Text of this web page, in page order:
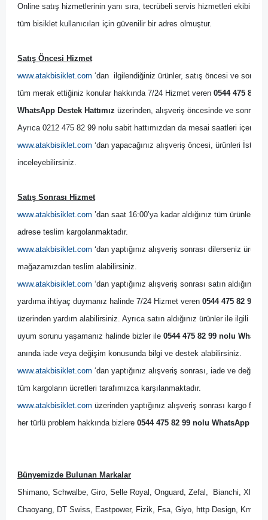
Online satış hizmetlerinin yanı sıra, tecrübeli servis hizmetleri ekibi ile
tüm bisiklet kullanıcıları için güvenilir bir adres olmuştur.
Satış Öncesi Hizmet
www.atakbisiklet.com ‘dan  ilgilendiğiniz ürünler, satış öncesi ve
tüm merak ettiğiniz konular hakkında 7/24 Hizmet veren 0544 475 82
WhatsApp Destek Hattımız üzerinden, alışveriş öncesinde ve
Ayrıca 0212 475 82 99 nolu sabit hattımızdan da mesai saatleri
www.atakbisiklet.com ‘dan yapacağınız alışveriş öncesi, ürünleri
inceleyebilirsiniz.
Satış Sonrası Hizmet
www.atakbisiklet.com ’dan saat 16:00’ya kadar aldığınız tüm ürünler,
adrese teslim kargolanmaktadır.
www.atakbisiklet.com ‘dan yaptığınız alışveriş sonrası dilerseniz
mağazamızdan teslim alabilirsiniz.
www.atakbisiklet.com ‘dan yaptığınız alışveriş sonrası satın
yardıma ihtiyaç duymanız halinde 7/24 Hizmet veren 0544 475 82 99
üzerinden yardım alabilirsiniz. Ayrıca satın aldığınız ürünler ile ilgili bir
uyum sorunu yaşamanız halinde bizler ile 0544 475 82 99 nolu
anında iade veya değişim konusunda bilgi ve destek alabilirsiniz.
www.atakbisiklet.com ‘dan yaptığınız alışveriş sonrası, iade ve
tüm kargoların ücretleri tarafımızca karşılanmaktadır.
www.atakbisiklet.com üzerinden yaptığınız alışveriş sonrası kargo
her türlü problem hakkında bizlere 0544 475 82 99 nolu WhatsApp
Bünyemizde Bulunan Markalar
Shimano, Schwalbe, Giro, Selle Royal, Onguard, Zefal,  Bianchi, Xlc,
Chaoyang, DT Swiss, Eastpower, Fizik, Fsa, Giyo, http Design, Kmc,